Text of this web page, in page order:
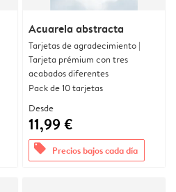
Acuarela abstracta
Tarjetas de agradecimiento |
Tarjeta prémium con tres
acabados diferentes
Pack de 10 tarjetas
Desde
11,99 €
offers Precios bajos cada día